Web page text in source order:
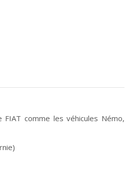
comme les véhicules Némo,